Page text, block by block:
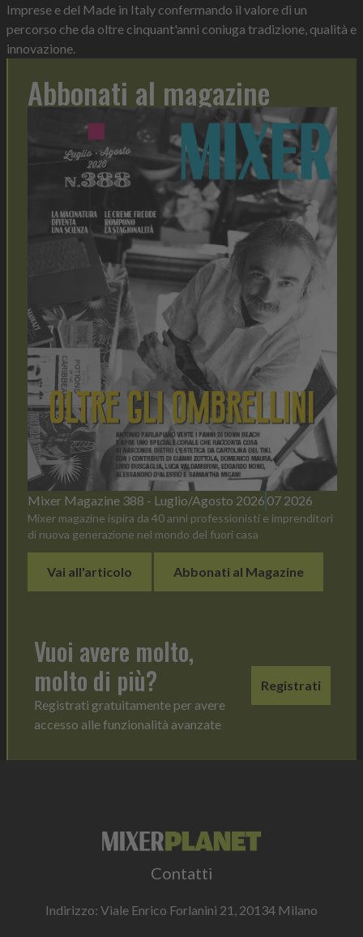
Imprese e del Made in Italy confermando il valore di un
percorso che da oltre cinquant'anni coniuga tradizione, qualità e
innovazione.
Abbonati al magazine
Mixer Magazine 388 - Luglio/Agosto 2026 07 2026
Mixer magazine ispira da 40 anni professionisti e imprenditori
di nuova generazione nel mondo del fuori casa
Vai all'articolo Abbonati al Magazine
Vuoi avere molto,
molto di più?
Registrati gratuitamente per avere
accesso alle funzionalità avanzate
Registrati
Contatti
Indirizzo: Viale Enrico Forlanini 21, 20134 Milano